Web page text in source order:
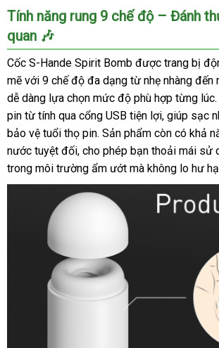
Cốc
Thủ
Dâm
Nam
2
Đầu
S-
Hande
Spirit
Bomb
Thích
Tính năng rung 9 chế độ – Đánh
quan 🎶
Cốc S-Hande Spirit Bomb được trang bị
mẽ với 9 chế độ đa dạng từ nhẹ nhàng đến
dễ dàng lựa chọn mức độ phù hợp từng
pin từ tính qua cổng USB tiện lợi, giúp sạc
bảo vệ tuổi thọ pin. Sản phẩm còn có khả
nước tuyệt đối, cho phép bạn thoải mái sử
trong môi trường ẩm ướt mà không lo hư